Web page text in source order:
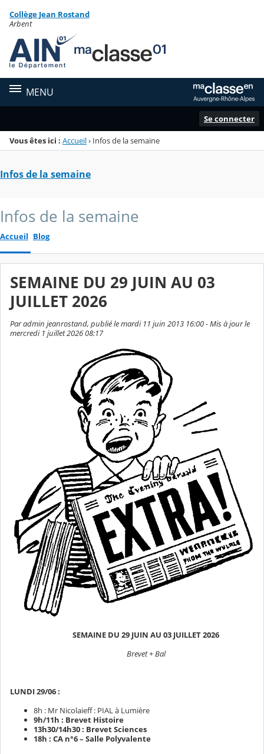
Menu de la rubrique
Contenu
Collège Jean Rostand
Arbent
MENU
Se connecter
Vous êtes ici : Accueil› Infos de la semaine
Infos de la semaine
Infos de la semaine
Accueil Blog
SEMAINE DU 29 JUIN AU 03
JUILLET 2026
Par admin jeanrostand, publié le mardi 11 juin 2013 16:00 - Mis à jour le
mercredi 1 juillet 2026 08:17
SEMAINE DU 29 JUIN AU 03 JUILLET 2026
Brevet + Bal
LUNDI 29/06 :
8h : Mr Nicolaieff : PIAL à Lumière
9h/11h : Brevet Histoire
13h30/14h30 : Brevet Sciences
18h : CA n°6 – Salle Polyvalente